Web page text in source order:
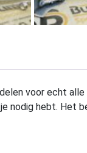
voor echt
nodig hebt. Het